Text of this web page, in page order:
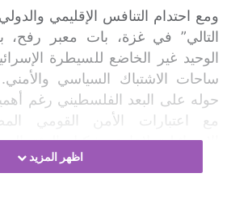
ومع احتدام التنافس الإقليمي
التالي” في غزة، بات معبر رفح،
الوحيد غير الخاضع للسيطرة
ساحات الاشتباك السياسي
حوله على البعد الفلسطيني رغم
مع اعتبارات الأمن القومي
الإسرائيلية لإعادة تشكيل البيئة
اظهر المزيد